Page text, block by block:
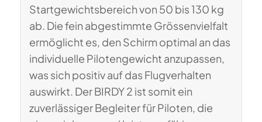
Startgewichtsbereich von 50 bis 130 kg
ab. Die fein abgestimmte Grössenvielfalt
ermöglicht es, den Schirm optimal an das
individuelle Pilotengewicht anzupassen,
was sich positiv auf das Flugverhalten
auswirkt. Der BIRDY 2 ist somit ein
zuverlässiger Begleiter für Piloten, die